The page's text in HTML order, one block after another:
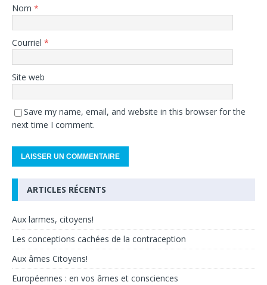
Nom *
Courriel *
Site web
Save my name, email, and website in this browser for the
next time I comment.
ARTICLES RÉCENTS
Aux larmes, citoyens!
Les conceptions cachées de la contraception
Aux âmes Citoyens!
Européennes : en vos âmes et consciences